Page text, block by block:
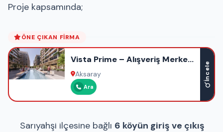
Proje kapsamında;
ÖNE ÇIKAN FIRMA
Vista Prime – Alışveriş Merkezi
– Ofis – Otel – Rezidans
Aksaray
Ara
İncele
Sarıyahşi ilçesine bağlı 6 köyün giriş ve çıkış